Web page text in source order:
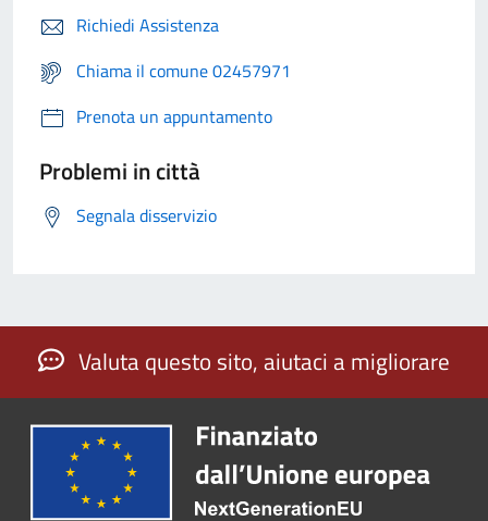
Richiedi Assistenza
Chiama il comune 02457971
Prenota un appuntamento
Problemi in città
Segnala disservizio
Valuta questo sito, aiutaci a migliorare